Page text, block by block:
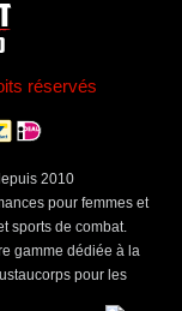
réservés
2010
pour femmes et
sports de combat.
gamme dédiée à la
pour les